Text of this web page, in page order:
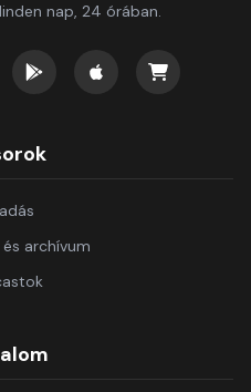
nap, 24 órában.
archívum